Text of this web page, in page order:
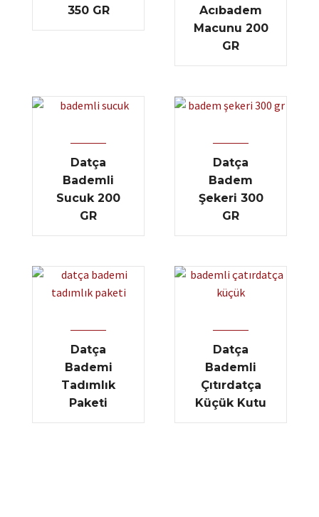
350 GR
Acıbadem
Macunu 200
GR
Datça
Bademli
Sucuk 200
GR
Datça
Badem
Şekeri 300
GR
Datça
Bademi
Tadımlık
Paketi
Datça
Bademli
Çıtırdatça
Küçük Kutu